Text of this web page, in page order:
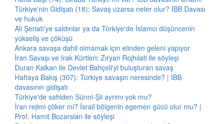
Türkiye'nin Gidişatı (18): Savaş uzarsa neler olur? İBB Davası
ve hukuk
Ali Şeriati'ye saldırılar ya da Türkiye'de İslamcı düşüncenin
yükseliş ve çöküşü
Ankara savaşa dahil olmamak için elinden geleni yapıyor
İran Savaşı ve Irak Kürtleri: Zıryan Rojhılati ile söyleşi
Duran Kalkan ile Devlet Bahçeli'yi buluşturan savaş
Haftaya Bakış (307): Türkiye savaşın neresinde? | İBB
davasının gidişatı
Türkiye'de sahiden Sünni-Şii ayrımı yok mu?
İran rejimi çöker mi? İsrail bölgenin egemen gücü olur mu? |
Prof. Hamit Bozarslan ile söyleşi